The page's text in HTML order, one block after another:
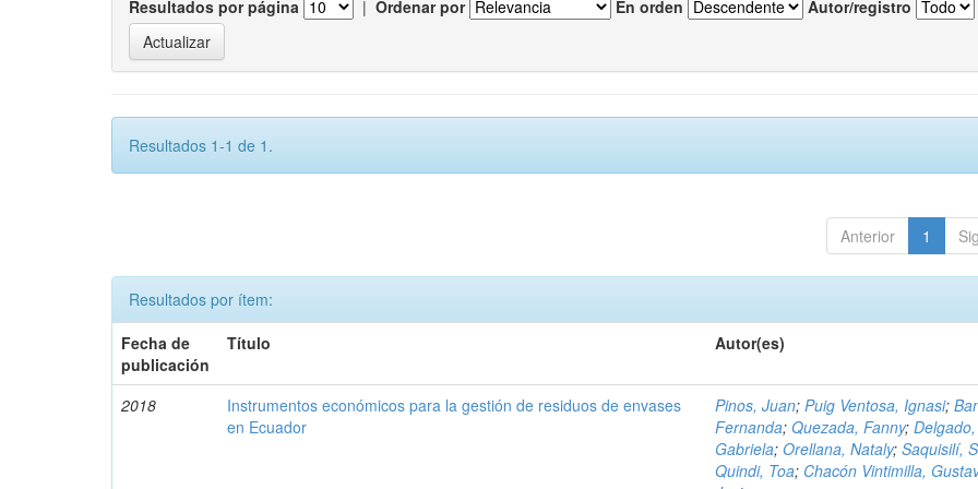
Resultados por página | Ordenar por En orden Autor/registro
Resultados 1-1 de 1.
Anterior 1
Resultados por ítem:
Fecha de
publicación
Título Autor(es)
2018
Instrumentos económicos para la gestión de residuos de envases
en Ecuador
Pinos, Juan;Puig Ventosa, Ignasi;
Fernanda;Quezada, Fanny;Delgado,
Gabriela;Orellana, Nataly;Saquisilí,
Quindi, Toa; Chacón Vintimilla,